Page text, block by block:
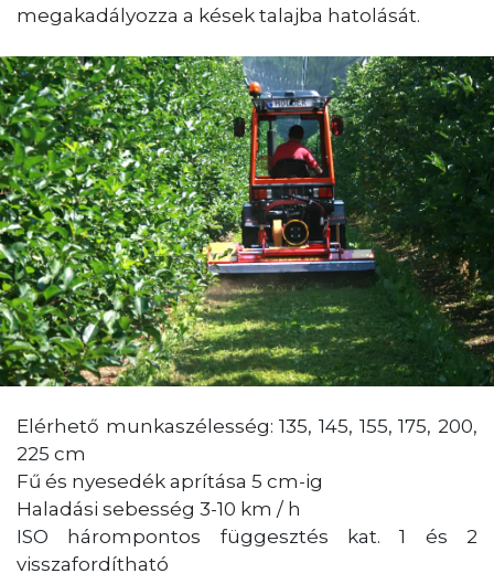
megakadályozza a kések talajba hatolását.
Elérhető munkaszélesség: 135, 145, 155, 175, 200,
225 cm
Fű és nyesedék aprítása 5 cm-ig
Haladási sebesség 3-10 km / h
ISO hárompontos függesztés kat. 1 és 2
visszafordítható